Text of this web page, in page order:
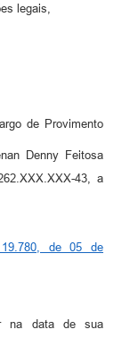
legais,
de Provimento
Denny Feitosa
43, a
19.780, de 05 de
na data de sua